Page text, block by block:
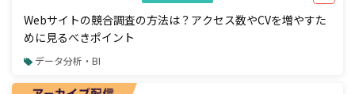
Webサイトの競合調査の方法は？アクセス数やCVを増やすた
めに見るべきポイント
データ分析・BI